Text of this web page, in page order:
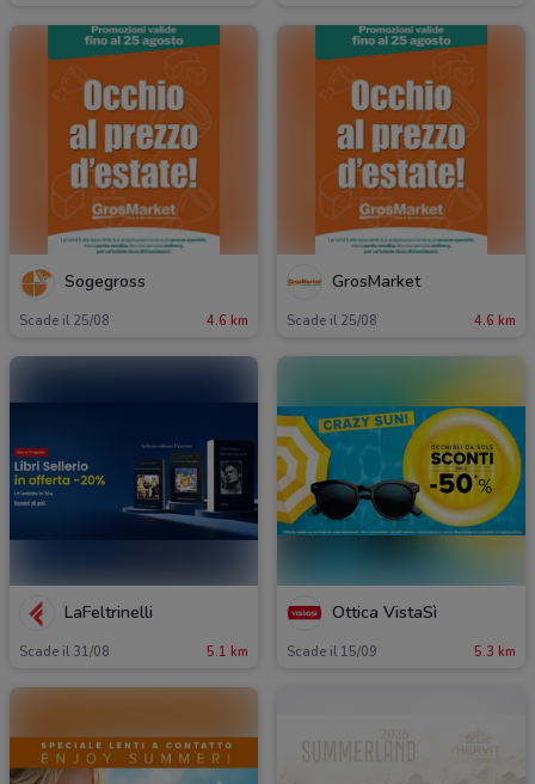
Sogegross
Scade il 25/08 4.6 km
GrosMarket
Scade il 25/08 4.6 km
LaFeltrinelli
Scade il 31/08 5.1 km
Ottica VistaSì
Scade il 15/09 5.3 km